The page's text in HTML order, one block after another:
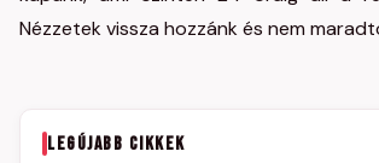
Nézzetek vissza hozzánk és nem
LEGÚJABB CIKKEK